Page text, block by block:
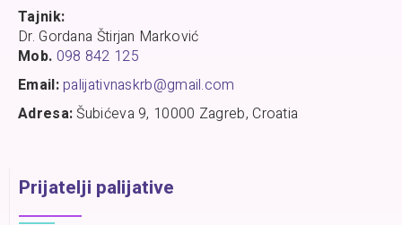
Tajnik:
Dr. Gordana Štirjan Marković
Mob. 098 842 125
Email:palijativnaskrb@gmail.com
Adresa:Šubićeva 9, 10000 Zagreb, Croatia
Prijatelji palijative